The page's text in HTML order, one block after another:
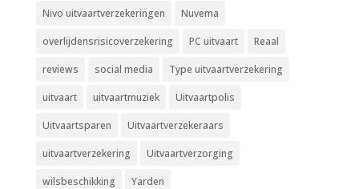
Nivo uitvaartverzekeringen Nuvema
overlijdensrisicoverzekering PC uitvaart Reaal
reviews social media Type uitvaartverzekering
uitvaart uitvaartmuziek Uitvaartpolis
Uitvaartsparen Uitvaartverzekeraars
uitvaartverzekering Uitvaartverzorging
wilsbeschikking Yarden